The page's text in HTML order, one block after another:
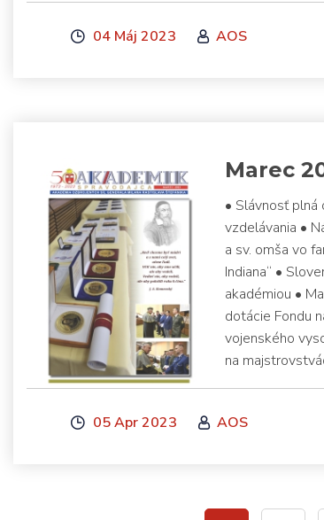
04 Máj 2023 AOS
Marec
• Slávnosť
vzdelávania •
a sv. omša vo
Indiana“ •
akadémiou •
dotácie Fondu
vojenského
na
05 Apr 2023 AOS